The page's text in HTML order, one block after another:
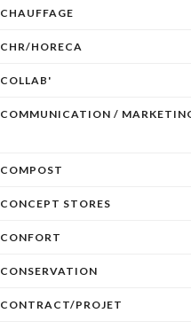
CHAUFFAGE
CHR/HORECA
COLLAB'
COMMUNICATION /
COMPOST
CONCEPT STORES
CONFORT
CONSERVATION
CONTRACT/PROJET